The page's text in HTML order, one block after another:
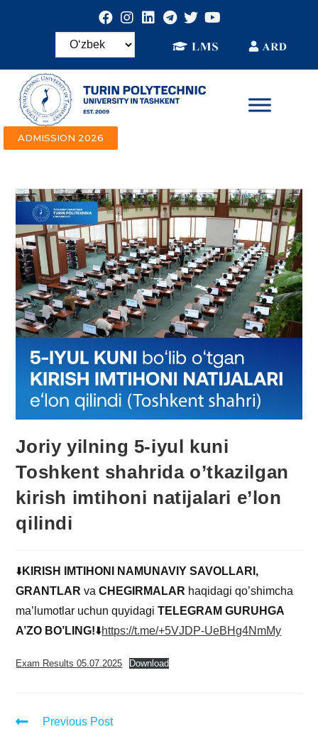
ADMISSION 2026
Joriy yilning 5-iyul kuni
Toshkent shahrida o’tkazilgan
kirish imtihoni natijalari e’lon
qilindi
⬇️KIRISH IMTIHONI NAMUNAVIY SAVOLLARI,
GRANTLAR vaCHEGIRMALAR haqidagi qo’shimcha
ma’lumotlar uchun quyidagiTELEGRAM GURUHGA
A’ZO BO’LING!⬇️https://t.me/+5VJDP-UeBHg4NmMy
Exam Results 05.07.2025 Download
Previous Post